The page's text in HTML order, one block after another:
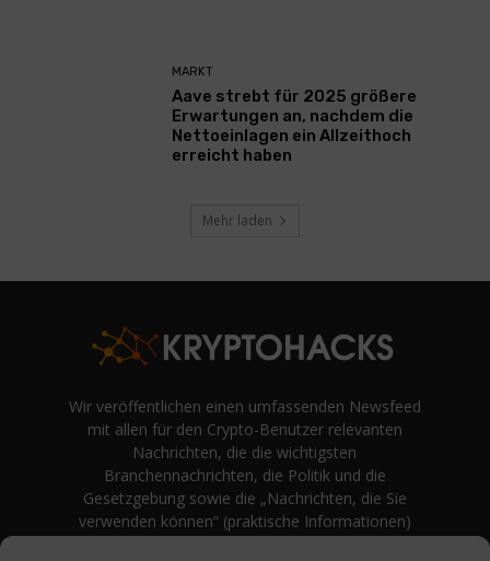
MARKT
Aave strebt für 2025 größere
Erwartungen an, nachdem die
Nettoeinlagen ein Allzeithoch
erreicht haben
Mehr laden
Wir veröffentlichen einen umfassenden Newsfeed
mit allen für den Crypto-Benutzer relevanten
Nachrichten, die die wichtigsten
Branchennachrichten, die Politik und die
Gesetzgebung sowie die „Nachrichten, die Sie
verwenden können“ (praktische Informationen)